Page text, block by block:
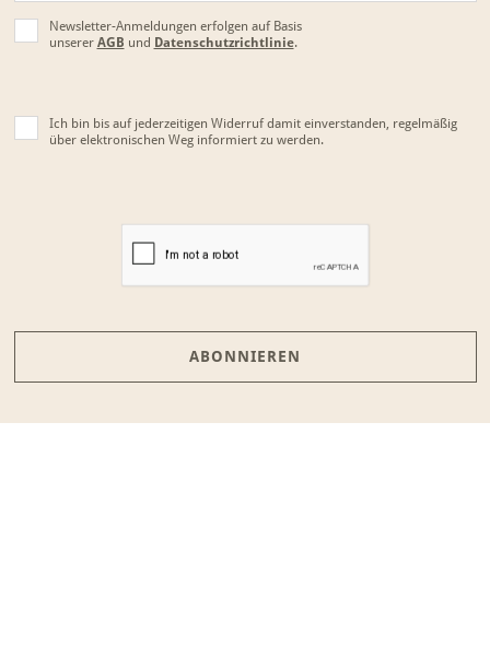
Newsletter-Anmeldungen erfolgen auf Basis
unserer AGB und Datenschutzrichtlinie.
Ich bin bis auf jederzeitigen Widerruf damit einverstanden, regelmäßig
über elektronischen Weg informiert zu werden.
ABONNIEREN